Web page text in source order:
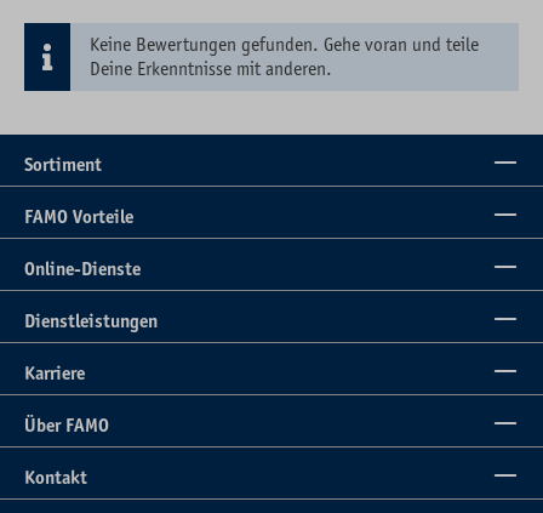
Keine Bewertungen gefunden. Gehe voran und teile
Deine Erkenntnisse mit anderen.
Sortiment
FAMO Vorteile
Online-Dienste
Dienstleistungen
Karriere
Über FAMO
Kontakt